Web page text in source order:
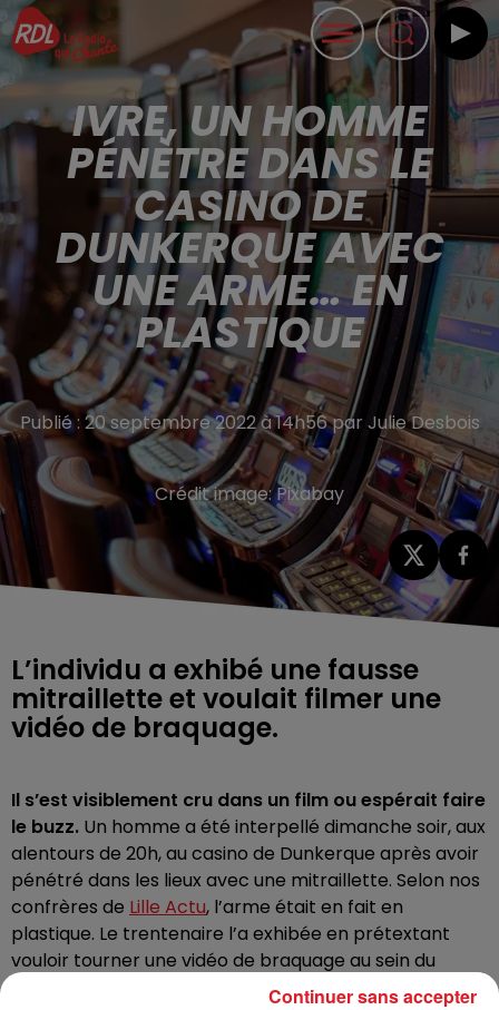
IVRE, UN HOMME
PÉNÈTRE DANS LE
CASINO DE
DUNKERQUE AVEC
UNE ARME… EN
PLASTIQUE
Publié : 20 septembre 2022 à 14h56 par Julie Desbois
Crédit image:Pixabay
L’individu a exhibé une fausse
mitraillette et voulait filmer une
vidéo de braquage.
Il s’est visiblement cru dans un film ou espérait faire
le buzz. Un homme a été interpellé dimanche soir, aux
alentours de 20h, au casino de Dunkerque après avoir
pénétré dans les lieux avec une mitraillette. Selon nos
confrères de Lille Actu, l’arme était en fait en
plastique. Le trentenaire l’a exhibée en prétextant
vouloir tourner une vidéo de braquage au sein du
Continuer sans accepter